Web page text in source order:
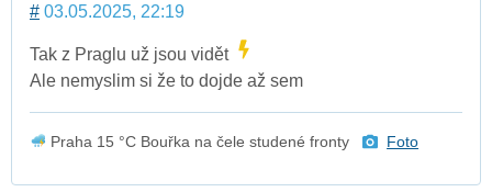
# 03.05.2025, 22:19
Tak z Praglu už jsou vidět
Ale nemyslim si že to dojde až sem
Praha 15 °C Bouřka na čele studené fronty Foto